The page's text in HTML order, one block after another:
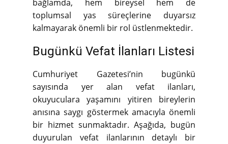
bağlamda, hem bireysel hem de
toplumsal yas süreçlerine duyarsız
kalmayarak önemli bir rol üstlenmektedir.
Bugünkü Vefat İlanları Listesi
Cumhuriyet Gazetesi’nin bugünkü
sayısında yer alan vefat ilanları,
okuyuculara yaşamını yitiren bireylerin
anısına saygı göstermek amacıyla önemli
bir hizmet sunmaktadır. Aşağıda, bugün
duyurulan vefat ilanlarının detaylı bir